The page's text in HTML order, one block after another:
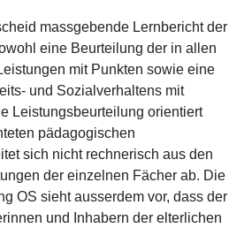
massgebende Lernbericht der
eine Beurteilung der in allen
mit Punkten sowie eine
und Sozialverhaltens mit
Leistungsbeurteilung orientiert
pädagogischen
sich nicht rechnerisch aus den
der einzelnen Fächer ab. Die
OS sieht ausserdem vor, dass der
und Inhabern der elterlichen